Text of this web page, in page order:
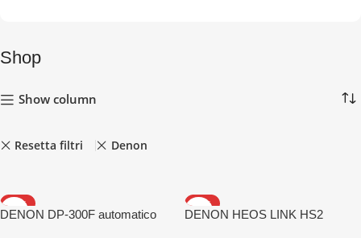
Shop
Show column
Resetta filtri Denon
-10%
DENON DP-300F automatico
-11%
DENON HEOS LINK HS2